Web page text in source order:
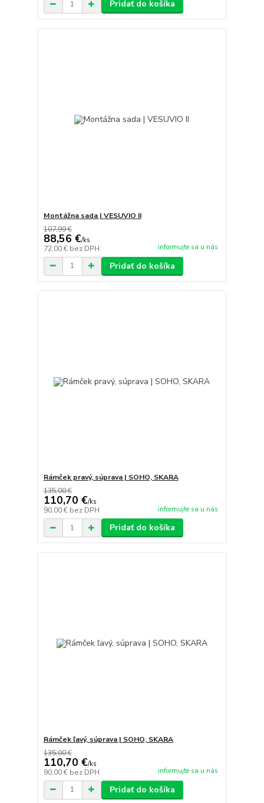
Pridať do košíka
Montážna sada | VESUVIO II
107,99 €
88,56 €/ks
72,00 € bez DPH informujte sa u nás
Pridať do košíka
Rámček pravý, súprava | SOHO, SKARA
135,00 €
110,70 €/ks
90,00 € bez DPH informujte sa u nás
Pridať do košíka
Rámček ľavý, súprava | SOHO, SKARA
135,00 €
110,70 €/ks
90,00 € bez DPH informujte sa u nás
Pridať do košíka